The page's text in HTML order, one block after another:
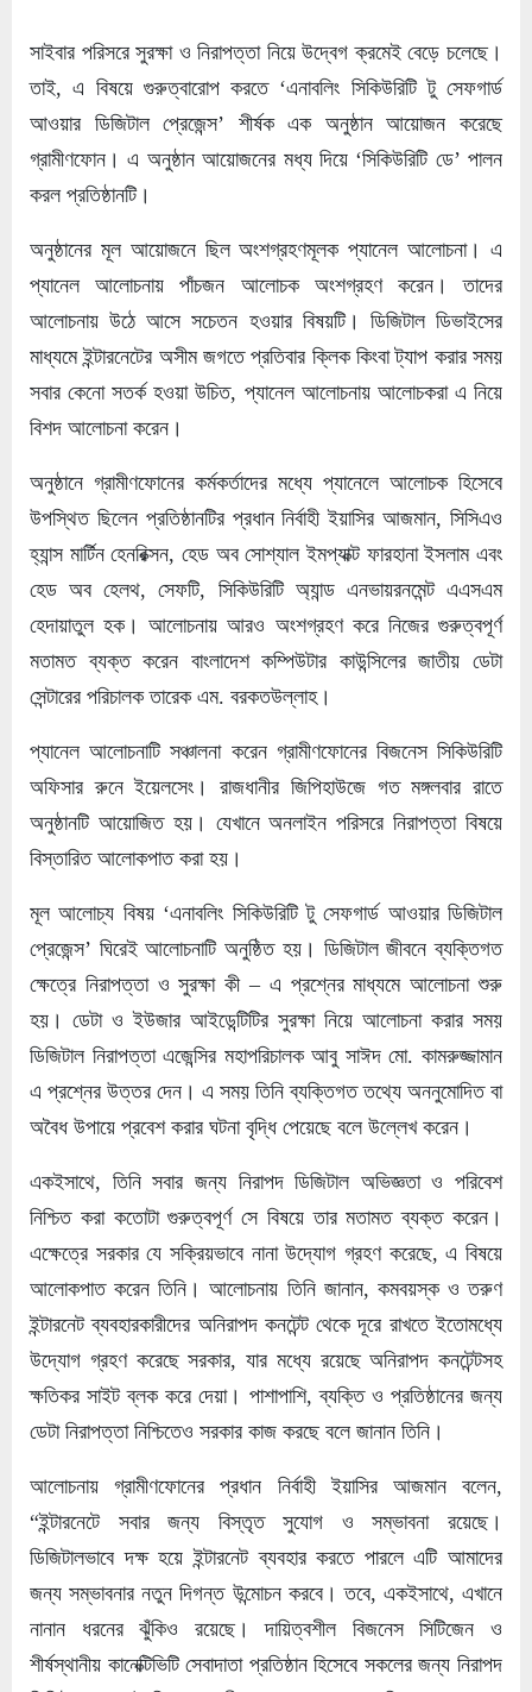
সাইবার পরিসরে সুরক্ষা ও নিরাপত্তা নিয়ে উদ্বেগ ক্রমেই বেড়ে চলেছে।
তাই, এ বিষয়ে গুরুত্বারোপ করতে ‘এনাবলিং সিকিউরিটি টু সেফগার্ড
আওয়ার ডিজিটাল প্রেজেন্স’ শীর্ষক এক অনুষ্ঠান আয়োজন করেছে
গ্রামীণফোন। এ অনুষ্ঠান আয়োজনের মধ্য দিয়ে ‘সিকিউরিটি ডে’ পালন
করল প্রতিষ্ঠানটি।
অনুষ্ঠানের মূল আয়োজনে ছিল অংশগ্রহণমূলক প্যানেল আলোচনা। এ
প্যানেল আলোচনায় পাঁচজন আলোচক অংশগ্রহণ করেন। তাদের
আলোচনায় উঠে আসে সচেতন হওয়ার বিষয়টি। ডিজিটাল ডিভাইসের
মাধ্যমে ইন্টারনেটের অসীম জগতে প্রতিবার ক্লিক কিংবা ট্যাপ করার সময়
সবার কেনো সতর্ক হওয়া উচিত, প্যানেল আলোচনায় আলোচকরা এ নিয়ে
বিশদ আলোচনা করেন।
অনুষ্ঠানে গ্রামীণফোনের কর্মকর্তাদের মধ্যে প্যানেলে আলোচক হিসেবে
উপস্থিত ছিলেন প্রতিষ্ঠানটির প্রধান নির্বাহী ইয়াসির আজমান, সিসিএও
হ্যান্স মার্টিন হেনরিক্সন, হেড অব সোশ্যাল ইমপ্যাক্ট ফারহানা ইসলাম এবং
হেড অব হেলথ, সেফটি, সিকিউরিটি অ্যান্ড এনভায়রনমেন্ট এএসএম
হেদায়াতুল হক। আলোচনায় আরও অংশগ্রহণ করে নিজের গুরুত্বপূর্ণ
মতামত ব্যক্ত করেন বাংলাদেশ কম্পিউটার কাউন্সিলের জাতীয় ডেটা
সেন্টারের পরিচালক তারেক এম. বরকতউল্লাহ।
প্যানেল আলোচনাটি সঞ্চালনা করেন গ্রামীণফোনের বিজনেস সিকিউরিটি
অফিসার রুনে ইয়েলসেং। রাজধানীর জিপিহাউজে গত মঙ্গলবার রাতে
অনুষ্ঠানটি আয়োজিত হয়। যেখানে অনলাইন পরিসরে নিরাপত্তা বিষয়ে
বিস্তারিত আলোকপাত করা হয়।
মূল আলোচ্য বিষয় ‘এনাবলিং সিকিউরিটি টু সেফগার্ড আওয়ার ডিজিটাল
প্রেজেন্স’ ঘিরেই আলোচনাটি অনুষ্ঠিত হয়। ডিজিটাল জীবনে ব্যক্তিগত
ক্ষেত্রে নিরাপত্তা ও সুরক্ষা কী – এ প্রশ্নের মাধ্যমে আলোচনা শুরু
হয়। ডেটা ও ইউজার আইডেন্টিটির সুরক্ষা নিয়ে আলোচনা করার সময়
ডিজিটাল নিরাপত্তা এজেন্সির মহাপরিচালক আবু সাঈদ মো. কামরুজ্জামান
এ প্রশ্নের উত্তর দেন। এ সময় তিনি ব্যক্তিগত তথ্যে অননুমোদিত বা
অবৈধ উপায়ে প্রবেশ করার ঘটনা বৃদ্ধি পেয়েছে বলে উল্লেখ করেন।
একইসাথে, তিনি সবার জন্য নিরাপদ ডিজিটাল অভিজ্ঞতা ও পরিবেশ
নিশ্চিত করা কতোটা গুরুত্বপূর্ণ সে বিষয়ে তার মতামত ব্যক্ত করেন।
এক্ষেত্রে সরকার যে সক্রিয়ভাবে নানা উদ্যোগ গ্রহণ করেছে, এ বিষয়ে
আলোকপাত করেন তিনি। আলোচনায় তিনি জানান, কমবয়স্ক ও তরুণ
ইন্টারনেট ব্যবহারকারীদের অনিরাপদ কনটেন্ট থেকে দূরে রাখতে ইতোমধ্যে
উদ্যোগ গ্রহণ করেছে সরকার, যার মধ্যে রয়েছে অনিরাপদ কনটেন্টসহ
ক্ষতিকর সাইট ব্লক করে দেয়া। পাশাপাশি, ব্যক্তি ও প্রতিষ্ঠানের জন্য
ডেটা নিরাপত্তা নিশ্চিতেও সরকার কাজ করছে বলে জানান তিনি।
আলোচনায় গ্রামীণফোনের প্রধান নির্বাহী ইয়াসির আজমান বলেন,
“ইন্টারনেটে সবার জন্য বিস্তৃত সুযোগ ও সম্ভাবনা রয়েছে।
ডিজিটালভাবে দক্ষ হয়ে ইন্টারনেট ব্যবহার করতে পারলে এটি আমাদের
জন্য সম্ভাবনার নতুন দিগন্ত উন্মোচন করবে। তবে, একইসাথে, এখানে
নানান ধরনের ঝুঁকিও রয়েছে। দায়িত্বশীল বিজনেস সিটিজেন ও
শীর্ষস্থানীয় কানেক্টিভিটি সেবাদাতা প্রতিষ্ঠান হিসেবে সকলের জন্য নিরাপদ